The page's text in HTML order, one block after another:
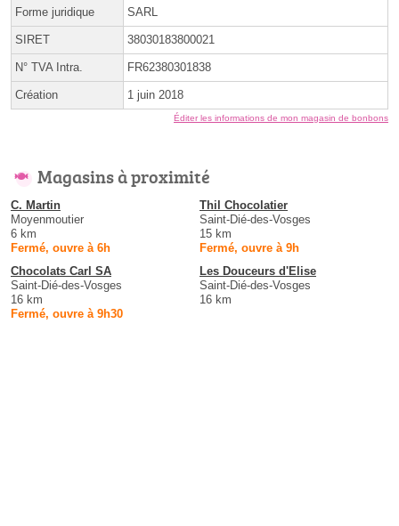
Forme juridique SARL
SIRET 38030183800021
N° TVA Intra. FR62380301838
Création 1 juin 2018
Éditer les informations de mon magasin de bonbons
Magasins à proximité
C. Martin
Moyenmoutier
6 km
Fermé, ouvre à 6h
Thil Chocolatier
Saint-Dié-des-Vosges
15 km
Fermé, ouvre à 9h
Chocolats Carl SA
Saint-Dié-des-Vosges
16 km
Fermé, ouvre à 9h30
Les Douceurs d'Elise
Saint-Dié-des-Vosges
16 km